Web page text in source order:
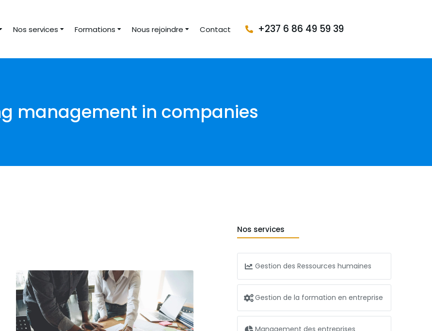
Nos services Formations Nous rejoindre Contact +237 6 86 49 59 39
management in companies
Nos services
Gestion des Ressources humaines
Gestion de la formation en entreprise
Management des entreprises